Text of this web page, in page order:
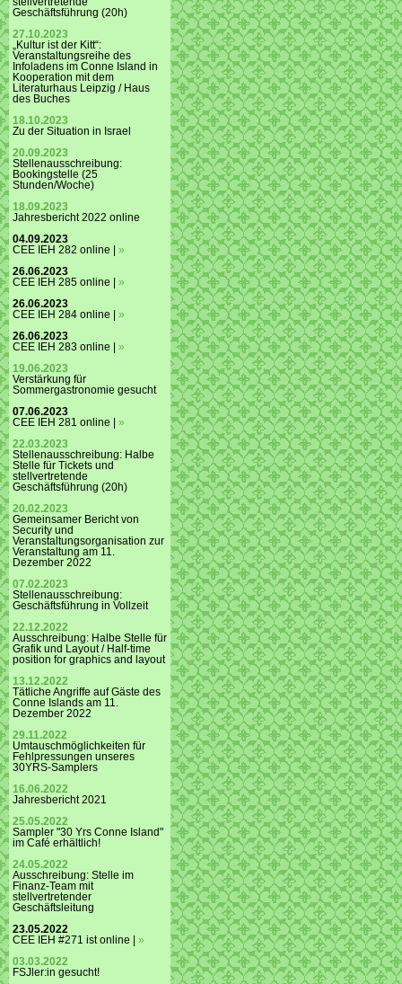
Geschäftsführung (20h)
27.10.2023
„Kultur ist der Kitt“:
Veranstaltungsreihe des
Infoladens im Conne Island in
Kooperation mit dem
Literaturhaus Leipzig / Haus
des Buches
18.10.2023
Zu der Situation in Israel
20.09.2023
Stellenausschreibung:
Bookingstelle (25
Stunden/Woche)
18.09.2023
Jahresbericht 2022 online
04.09.2023
CEE IEH 282 online | »
26.06.2023
CEE IEH 285 online | »
26.06.2023
CEE IEH 284 online | »
26.06.2023
CEE IEH 283 online | »
19.06.2023
Verstärkung für
Sommergastronomie gesucht
07.06.2023
CEE IEH 281 online | »
22.03.2023
Stellenausschreibung: Halbe
Stelle für Tickets und
stellvertretende
Geschäftsführung (20h)
20.02.2023
Gemeinsamer Bericht von
Security und
Veranstaltungsorganisation zur
Veranstaltung am 11.
Dezember 2022
07.02.2023
Stellenausschreibung:
Geschäftsführung in Vollzeit
22.12.2022
Ausschreibung: Halbe Stelle für
Grafik und Layout / Half-time
position for graphics and layout
13.12.2022
Tätliche Angriffe auf Gäste des
Conne Islands am 11.
Dezember 2022
29.11.2022
Umtauschmöglichkeiten für
Fehlpressungen unseres
30YRS-Samplers
16.06.2022
Jahresbericht 2021
25.05.2022
Sampler "30 Yrs Conne Island"
im Café erhältlich!
24.05.2022
Ausschreibung: Stelle im
Finanz-Team mit
stellvertretender
Geschäftsleitung
23.05.2022
CEE IEH #271 ist online | »
03.03.2022
FSJler:in gesucht!